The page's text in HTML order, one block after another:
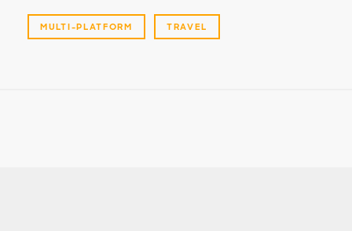
MULTI-PLATFORM TRAVEL